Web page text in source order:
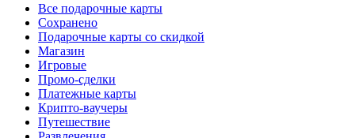
Все подарочные карты
Сохранено
Подарочные карты со скидкой
Магазин
Игровые
Промо-сделки
Платежные карты
Крипто-ваучеры
Путешествие